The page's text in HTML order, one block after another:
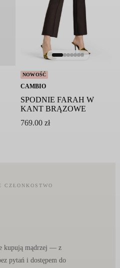
NOWOŚĆ
CAMBIO
SPODNIE FARAH W
KANT BRĄZOWE
769.00 zł
CZŁONKOSTWO
kupują mądrzej — z
pytań i dostępem do